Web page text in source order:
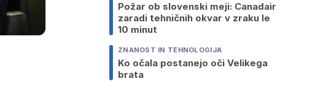
Požar ob slovenski meji: Canadair
zaradi tehničnih okvar v zraku le
10 minut
ZNANOST IN TEHNOLOGIJA
Ko očala postanejo oči Velikega
brata